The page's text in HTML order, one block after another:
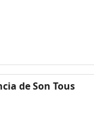
de Son Tous